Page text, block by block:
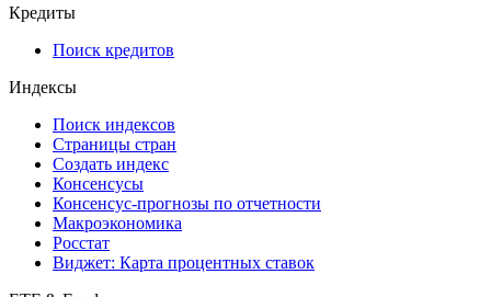
API and Data Feed
API каталог
Кредиты
Поиск кредитов
Индексы
Поиск индексов
Страницы стран
Создать индекс
Консенсусы